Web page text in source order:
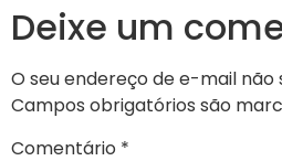
Deixe um
O seu endereço de e-mail não
Campos obrigatórios são
Comentário *